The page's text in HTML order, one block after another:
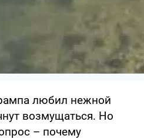
любил нежной
возмущаться. Но
– почему